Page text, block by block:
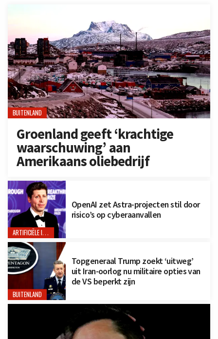
BUITENLAND
Groenland geeft ‘krachtige
waarschuwing’ aan
Amerikaans oliebedrijf
ARTIFICIËLE INTELLIGENTIE
OpenAI zet Astra-projecten stil door
risico’s op cyberaanvallen
BUITENLAND
Topgeneraal Trump zoekt ‘uitweg’
uit Iran-oorlog nu militaire opties van
de VS beperkt zijn